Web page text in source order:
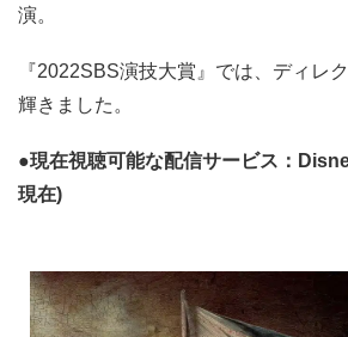
演。
『2022SBS演技大賞』では、ディレ
輝きました。
●現在視聴可能な配信サービス：
現在)